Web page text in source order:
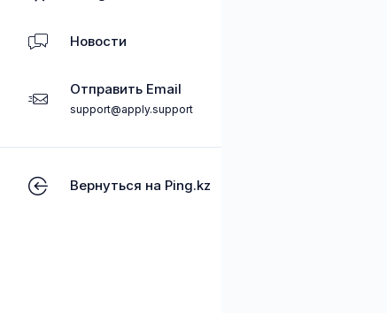
Новости
Отправить Email
support@apply.support
Вернуться на Ping.kz